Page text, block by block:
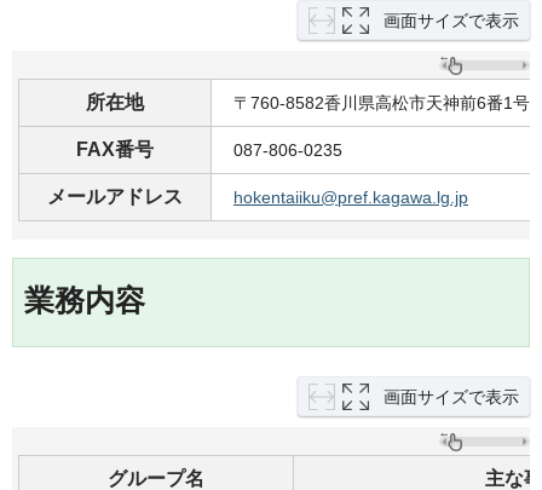
画面サイズで表示
所在地 〒760-8582香川県高松市天神前6番1号
FAX番号 087-806-0235
メールアドレス hokentaiiku@pref.kagawa.lg.jp
業務内容
画面サイズで表示
グループ名 主な